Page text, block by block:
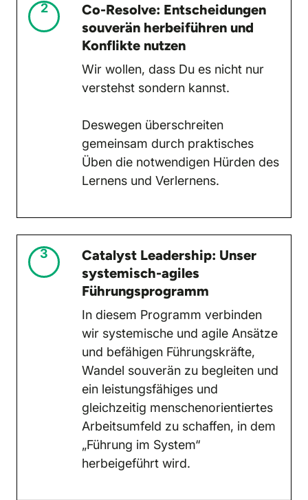
2
Co-Resolve: Entscheidungen
souverän herbeiführen und
Konflikte nutzen
Wir wollen, dass Du es nicht nur
verstehst sondern kannst.
Deswegen überschreiten
gemeinsam durch praktisches
Üben die notwendigen Hürden des
Lernens und Verlernens.
3
Catalyst Leadership: Unser
systemisch-agiles
Führungsprogramm
In diesem Programm verbinden
wir systemische und agile Ansätze
und befähigen Führungskräfte,
Wandel souverän zu begleiten und
ein leistungsfähiges und
gleichzeitig menschenorientiertes
Arbeitsumfeld zu schaffen, in dem
„Führung im System“
herbeigeführt wird.